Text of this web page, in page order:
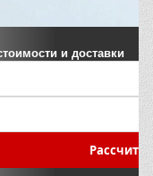
и доставки